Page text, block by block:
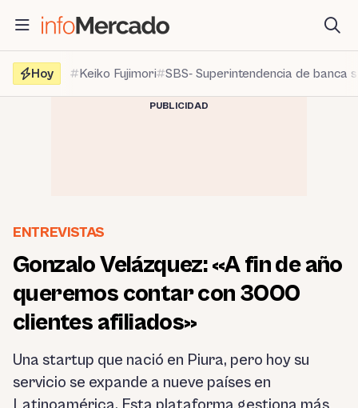
contenido
Hoy
Keiko Fujimori SBS- Superintendencia de banca
PUBLICIDAD
ENTREVISTAS
Gonzalo Velázquez: «A fin de año
queremos contar con 3000
clientes afiliados»
Una startup que nació en Piura, pero hoy su
servicio se expande a nueve países en